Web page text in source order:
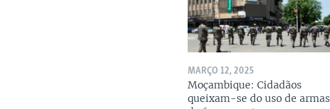
MARÇO 12, 2025
Moçambique: Cidadãos
queixam-se do uso de armas